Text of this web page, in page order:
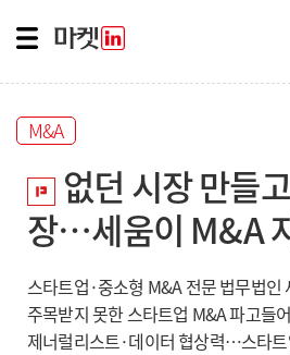
M&A
없던 시장 만들
장…세움이 M&A
우뚝 선 비결
스타트업·중소형 M&A 전문 법무법인
주목받지 못한 스타트업 M&A 파고들
제너럴리스트·데이터 협상력…스타